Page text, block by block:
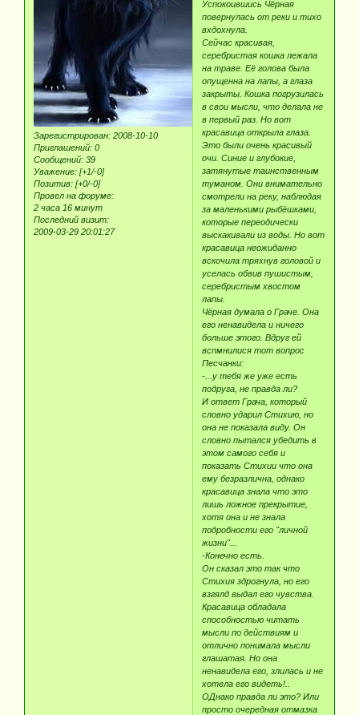
Зарегистрирован: 2008-10-10
Приглашений: 0
Сообщений: 39
Уважение: [+1/-0]
Позитив: [+0/-0]
Провел на форуме:
2 часа 16 минут
Последний визит:
2009-03-29 20:01:27
Успокоившись Чёрная
повернулась от реки и тихо
вхдохнула.
Сейчас красивая,
серебристая кошка лежала
на траве. Её голова была
опущенна на лапы, а глаза
закрыты. Кошка погрузилась
в свои мысли, что делала не
в первый раз. Но вот
красавица открыла глаза.
Это были очень красивый
очи. Синие и глубокие,
затянутые таинственным
туманом. Они внимательно
смотрели на реку, наблюдая
за маленькими рыбёшками,
которые переодически
выскакивали из воды. Но вот
красавица неожиданно
вскочила тряхнув головой и
уселась обвив пушистым,
серебристым хвостом
лапы.
Чёрная думала о Граче. Она
его ненавидела и ничего
больше этого. Вдруг ей
вспмнилися тот вопрос
Песчанки:
-...у тебя же уже есть
подруга, не правда ли?
И ответ Грача, который
словно ударил Стихию, но
она не показала виду. Он
словно пытался убедить в
этом самого себя и
показать Стихии что она
ему безразлична, однако
красавица знала что это
лишь ложное прекрытие,
хотя она и не знала
подробности его "личной
жизни"...
-Конечно есть.
Он сказал это так что
Стихия здрогнула, но его
взгялд выдал его чувства.
Красавица обладала
способностью читать
мысли по действиям и
отлично понимала мысли
глашатая. Но она
ненавидела его, злилась и не
хотела его видеть!..
ОДнако правда ли это? Или
просто очередная отмазка